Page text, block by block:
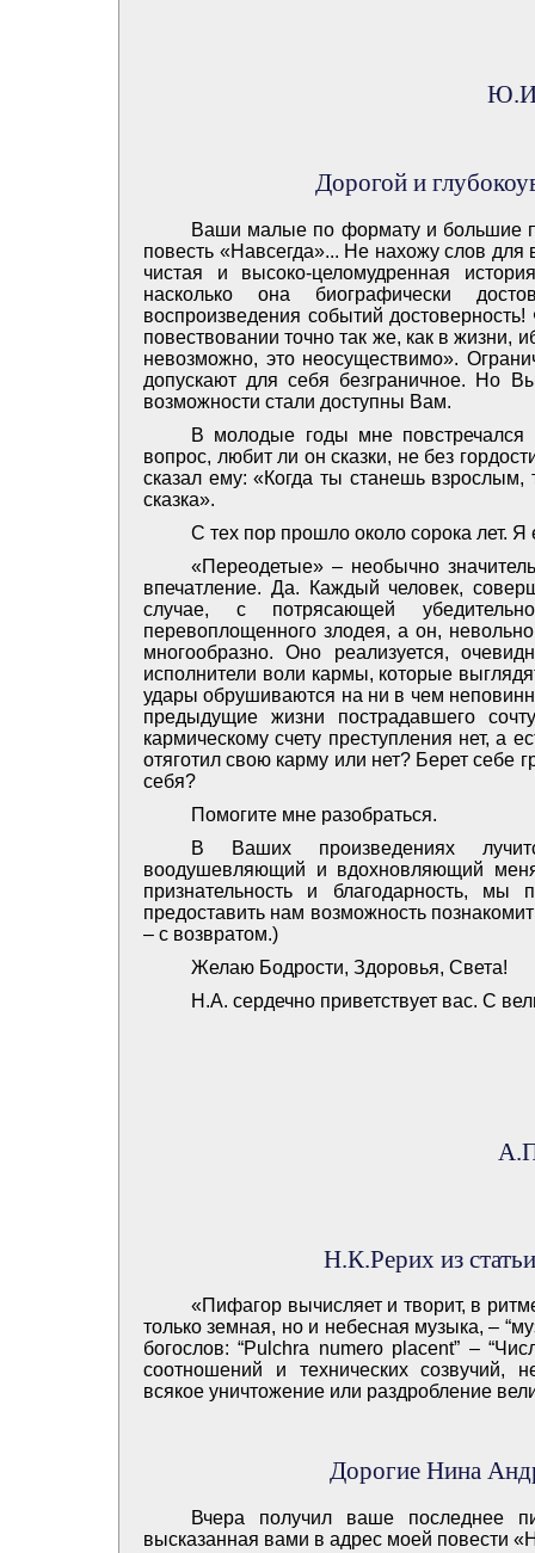
Дорогой и
Ваши малые по формату и большие
повесть «Навсегда»... Не нахожу слов
чистая и высоко-целомудренная
насколько она биографически
воспроизведения событий
повествовании точно так же, как в жизни,
невозможно, это неосуществимо».
допускают для себя безграничное. Но
возможности стали доступны Вам.
В молодые годы мне
вопрос, любит ли он сказки, не без
сказал ему: «Когда ты станешь взрослым,
сказка».
С тех пор прошло около сорока лет.
«Переодетые» – необычно
впечатление. Да. Каждый человек,
случае, с потрясающей
перевоплощенного злодея, а он,
многообразно. Оно реализуется,
исполнители воли кармы, которые
удары обрушиваются на ни в чем
предыдущие жизни пострадавшего
кармическому счету преступления нет, а
отяготил свою карму или нет? Берет себе
себя?
Помогите мне разобраться.
В Ваших произведениях
воодушевляющий и вдохновляющий
признательность и благодарность,
предоставить нам возможность
– с возвратом.)
Желаю Бодрости, Здоровья, Света!
Н.А. сердечно приветствует вас. С
Н.К.Рерих из
«Пифагор вычисляет и творит, в
только земная, но и небесная музыка, –
богослов: “Pulchra numero placent” –
соотношений и технических созвучий,
всякое уничтожение или раздробление
Дорогие Нина
Вчера получил ваше последнее
высказанная вами в адрес моей повести